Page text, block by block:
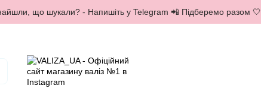
що шукали? - Напишіть у Telegram 📲 Підберемо разом 🤍